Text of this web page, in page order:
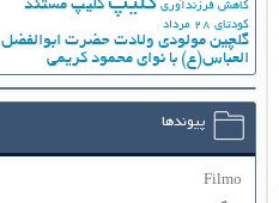
کاهش فرزندآوری
کلیپ مستند
کودتای 28 مرداد
گلچین مولودی ولادت حضرت ابوالفضل
العباس(ع) با نوای محمود کریمی
پیوندها
Filmo